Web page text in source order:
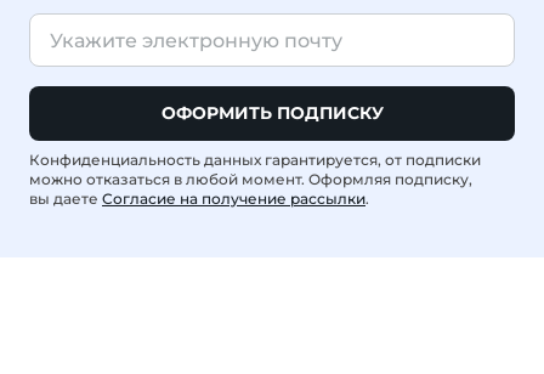
ОФОРМИТЬ ПОДПИСКУ
Конфиденциальность данных гарантируется, от подписки
можно отказаться в любой момент. Оформляя подписку,
вы даете Согласие на получение рассылки.